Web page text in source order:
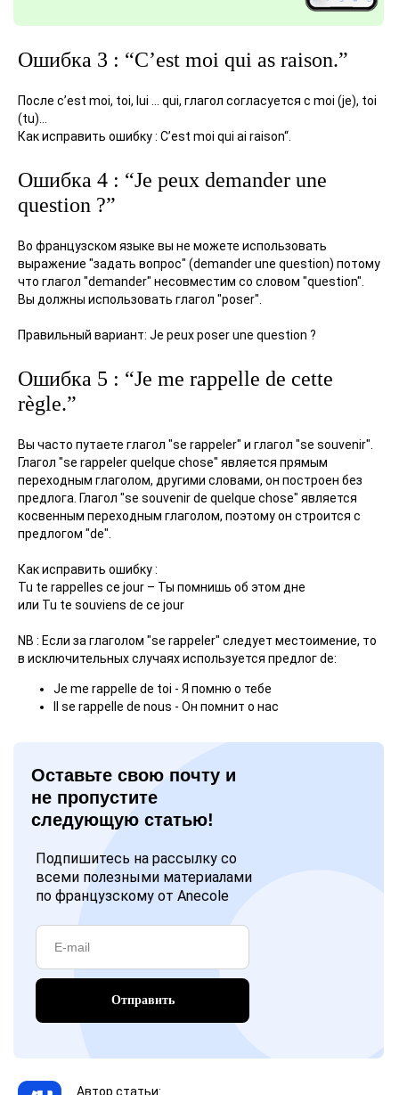
Ошибка 3 : “C’est moi qui as raison.”
После c’est moi, toi, lui … qui, глагол согласуется с moi (je), toi
(tu)…
Как исправить ошибку : C’est moi qui ai raison“.
Ошибка 4 : “Je peux demander une
question ?”
Во французском языке вы не можете использовать
выражение "задать вопрос" (demander une question) потому
что глагол "demander" несовместим со словом "question".
Вы должны использовать глагол "poser".
Правильный вариант: Je peux poser une question ?
Ошибка 5 : “Je me rappelle de cette
règle.”
Вы часто путаете глагол "se rappeler" и глагол "se souvenir".
Глагол "se rappeler quelque chose" является прямым
переходным глаголом, другими словами, он построен без
предлога. Глагол "se souvenir de quelque chose" является
косвенным переходным глаголом, поэтому он строится с
предлогом "de".
Как исправить ошибку :
Tu te rappelles ce jour – Ты помнишь об этом дне
или Tu te souviens de ce jour
NB : Если за глаголом "se rappeler" следует местоимение, то
в исключительных случаях используется предлог de:
Je me rappelle de toi - Я помню о тебе
Il se rappelle de nous - Он помнит о нас
Оставьте свою почту и
не пропустите
следующую статью!
Отправить
Подпишитесь на рассылку со
всеми полезными материалами
по французскому от Anecole
Автор статьи: